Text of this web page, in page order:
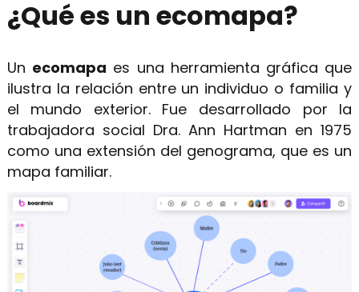
Descarga
¿Qué es un ecomapa?
Un ecomapa es una herramienta gráfica que
ilustra la relación entre un individuo o familia y
el mundo exterior. Fue desarrollado por la
trabajadora social Dra. Ann Hartman en 1975
como una extensión del genograma, que es un
mapa familiar.